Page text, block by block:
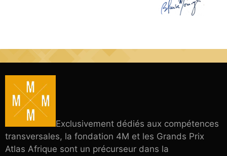
Exclusivement dédiés aux compétences
transversales, la fondation 4M et les Grands Prix
Atlas Afrique sont un précurseur dans la